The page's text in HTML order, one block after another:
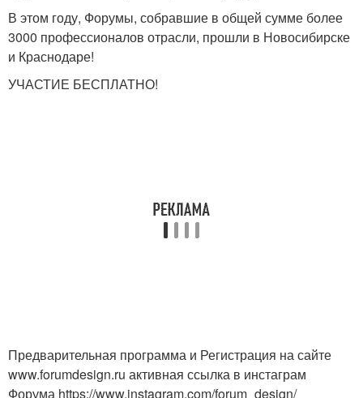
В этом году, Форумы, собравшие в общей сумме более
3000 профессионалов отрасли, прошли в Новосибирске
и Краснодаре!
УЧАСТИЕ БЕСПЛАТНО!
Предварительная программа и Регистрация на сайте
www.forumdesign.ru активная ссылка в инстаграм
Форума https://www.instagram.com/forum_design/